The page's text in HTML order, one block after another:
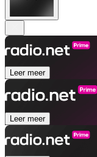
Leer meer
Leer meer